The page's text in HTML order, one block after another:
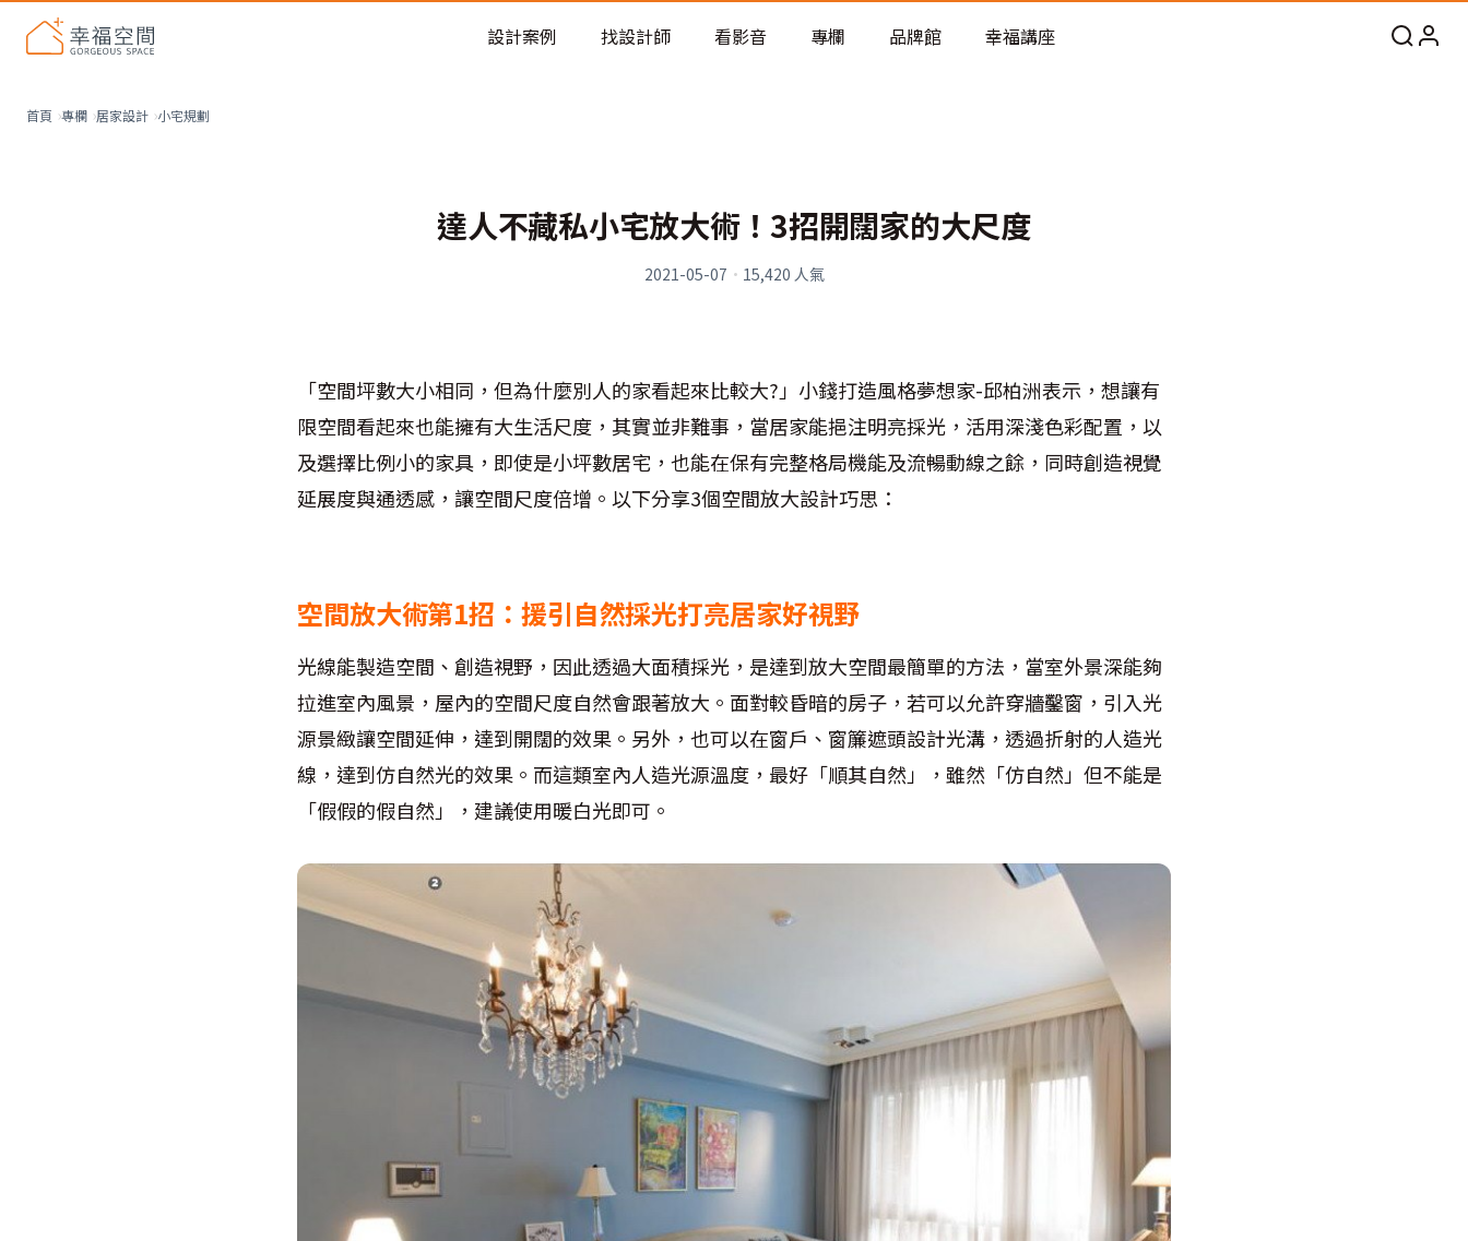
老屋預算分配與高 CP 值煥新術
設計案例 找設計師 看影音 專欄 品牌館 幸福講座
首頁 專欄 居家設計 小宅規劃
達人不藏私小宅放大術！3招開闊家的大尺度
2021-05-07 · 15,420 人氣
「空間坪數大小相同，但為什麼別人的家看起來比較大?」小錢打造風格夢想家-邱柏洲表示，想讓有
限空間看起來也能擁有大生活尺度，其實並非難事，當居家能挹注明亮採光，活用深淺色彩配置，以
及選擇比例小的家具，即使是小坪數居宅，也能在保有完整格局機能及流暢動線之餘，同時創造視覺
延展度與通透感，讓空間尺度倍增。以下分享3個空間放大設計巧思：
空間放大術第1招：援引自然採光打亮居家好視野
光線能製造空間、創造視野，因此透過大面積採光，是達到放大空間最簡單的方法，當室外景深能夠
拉進室內風景，屋內的空間尺度自然會跟著放大。面對較昏暗的房子，若可以允許穿牆鑿窗，引入光
源景緻讓空間延伸，達到開闊的效果。另外，也可以在窗戶、窗簾遮頭設計光溝，透過折射的人造光
線，達到仿自然光的效果。而這類室內人造光源溫度，最好「順其自然」，雖然「仿自然」但不能是
「假假的假自然」，建議使用暖白光即可。